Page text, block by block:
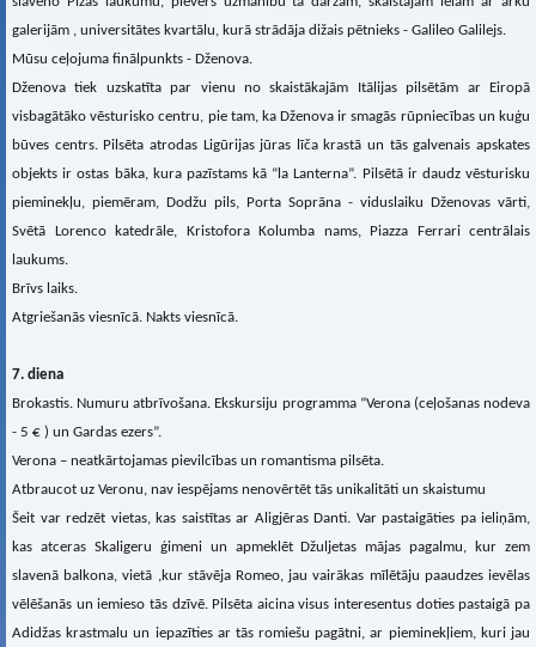
galerijām , universitātes kvartālu, kurā strādāja dižais pētnieks - Galileo Galilejs.
Mūsu ceļojuma finālpunkts - Dženova.
Dženova tiek uzskatīta par vienu no skaistākajām Itālijas pilsētām ar Eiropā
visbagātāko vēsturisko centru, pie tam, ka Dženova ir smagās rūpniecības un kuģu
būves centrs. Pilsēta atrodas Ligūrijas jūras līča krastā un tās galvenais apskates
objekts ir ostas bāka, kura pazīstams kā “la Lanterna”. Pilsētā ir daudz vēsturisku
pieminekļu, piemēram, Dodžu pils, Porta Soprāna - viduslaiku Dženovas vārti,
Svētā Lorenco katedrāle, Kristofora Kolumba nams, Piazza Ferrari centrālais
laukums.
Brīvs laiks.
Atgriešanās viesnīcā. Nakts viesnīcā.
7. diena
Brokastis. Numuru atbrīvošana. Ekskursiju programma “Verona (ceļošanas nodeva
- 5 € ) un Gardas ezers”.
Verona – neatkārtojamas pievilcības un romantisma pilsēta.
Atbraucot uz Veronu, nav iespējams nenovērtēt tās unikalitāti un skaistumu
Šeit var redzēt vietas, kas saistītas ar Aligjēras Danti. Var pastaigāties pa ieliņām,
kas atceras Skaligeru ģimeni un apmeklēt Džuljetas mājas pagalmu, kur zem
slavenā balkona, vietā ,kur stāvēja Romeo, jau vairākas mīlētāju paaudzes ievēlas
vēlēšanās un iemieso tās dzīvē. Pilsēta aicina visus interesentus doties pastaigā pa
Adidžas krastmalu un iepazīties ar tās romiešu pagātni, ar pieminekļiem, kuri jau